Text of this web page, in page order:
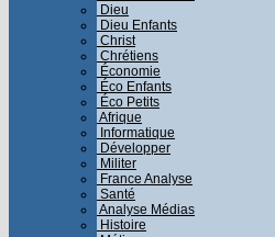
Dieu
Dieu Enfants
Christ
Chrétiens
Économie
Éco Enfants
Éco Petits
Afrique
Informatique
Développer
Militer
France Analyse
Santé
Analyse Médias
Histoire